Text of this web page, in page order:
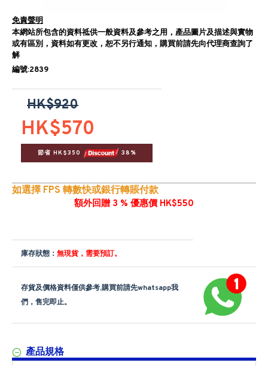
免責聲明
本網站所包含的資料祗供一般資料及參考之用，產品圖片及描述與實物
或有區別，資料如有更改，恕不另行通知，購買前請先向代理商查詢了
解
編號:2839
HK$570
HK$920
節省 HK$350 38%
如選擇 FPS 轉數快或銀行轉賬付款
額外回贈 3 % 優惠價 HK$550
庫存狀態： 無現貨，需要預訂。
存貨及價格資料僅供參考,購買前請先whatsapp我
們，售完即止。
產品規格